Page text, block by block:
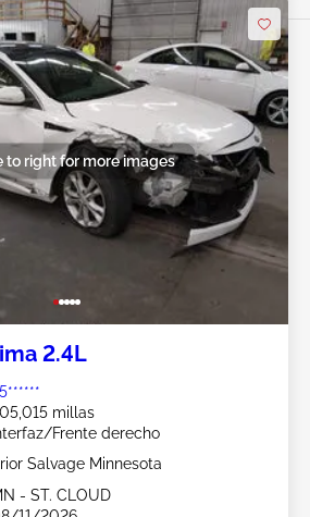
to right for more images
2.4L
millas
Frente derecho
Salvage Minnesota
- ST. CLOUD